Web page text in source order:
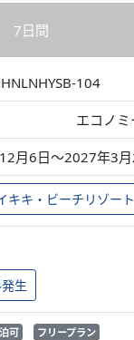
7日間
104
エコノミ
月6日～2027年3
キキ・ビーチリゾート
生
可 フリープラン